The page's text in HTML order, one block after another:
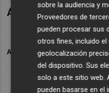
Álvaro Giménez-
ARCHIVADO EN SACYR
sobre la audiencia y
Proveedores de
pueden procesar sus
otros fines, incluido
geolocalización
del dispositivo. Sus
solo a este sitio web.
pueden basarse en el